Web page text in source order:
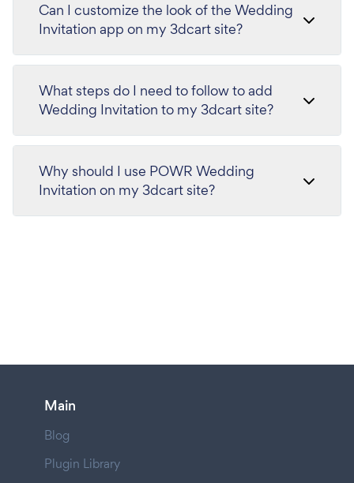
Can I customize the look of the Wedding
Invitation app on my 3dcart site?
What steps do I need to follow to add
Wedding Invitation to my 3dcart site?
Why should I use POWR Wedding
Invitation on my 3dcart site?
Main
Blog
Plugin Library